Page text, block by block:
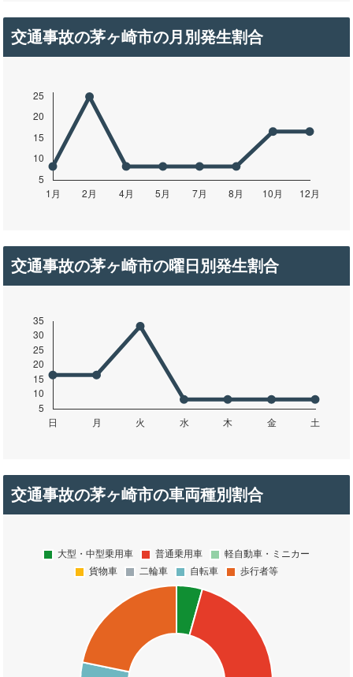
交通事故の茅ヶ崎市の月別発生割合
交通事故の茅ヶ崎市の曜日別発生割合
交通事故の茅ヶ崎市の車両種別割合